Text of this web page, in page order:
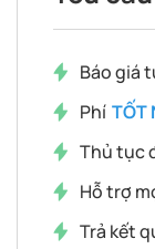
Báo giá
Phí TỐT
Thủ tục
Hỗ trợ
Trả kết